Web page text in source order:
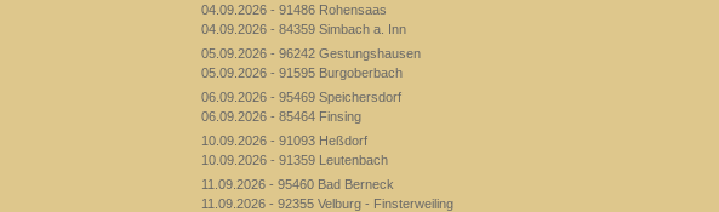
04.09.2026 - 91486 Rohensaas
04.09.2026 - 84359 Simbach a. Inn
05.09.2026 - 96242 Gestungshausen
05.09.2026 - 91595 Burgoberbach
06.09.2026 - 95469 Speichersdorf
06.09.2026 - 85464 Finsing
10.09.2026 - 91093 Heßdorf
10.09.2026 - 91359 Leutenbach
11.09.2026 - 95460 Bad Berneck
11.09.2026 - 92355 Velburg - Finsterweiling